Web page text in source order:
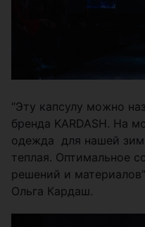
“Эту капсулу можно
бренда KARDASH. На
одежда для нашей
теплая. Оптимальное
решений и
Ольга Кардаш.